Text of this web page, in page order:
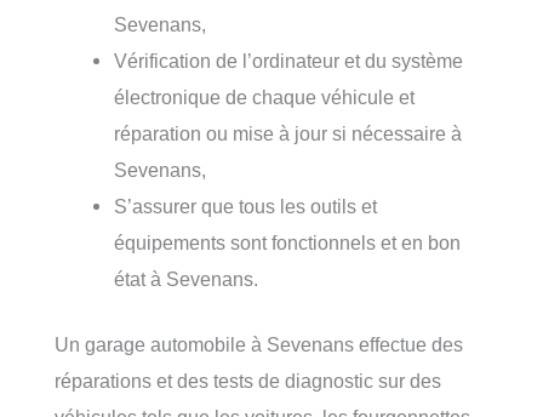
Sevenans,
Vérification de l’ordinateur et du système
électronique de chaque véhicule et
réparation ou mise à jour si nécessaire à
Sevenans,
S’assurer que tous les outils et
équipements sont fonctionnels et en bon
état à Sevenans.
Un garage automobile à Sevenans effectue des
réparations et des tests de diagnostic sur des